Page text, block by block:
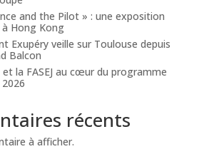
and the Pilot » : une exposition
Hong Kong
Exupéry veille sur Toulouse depuis
Balcon
la FASEJ au cœur du programme
récents
à afficher.